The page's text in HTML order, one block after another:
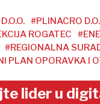
#PLINACRO
ROGATEC
#REGIONALNA
PLAN OPORAVKA I
lider u